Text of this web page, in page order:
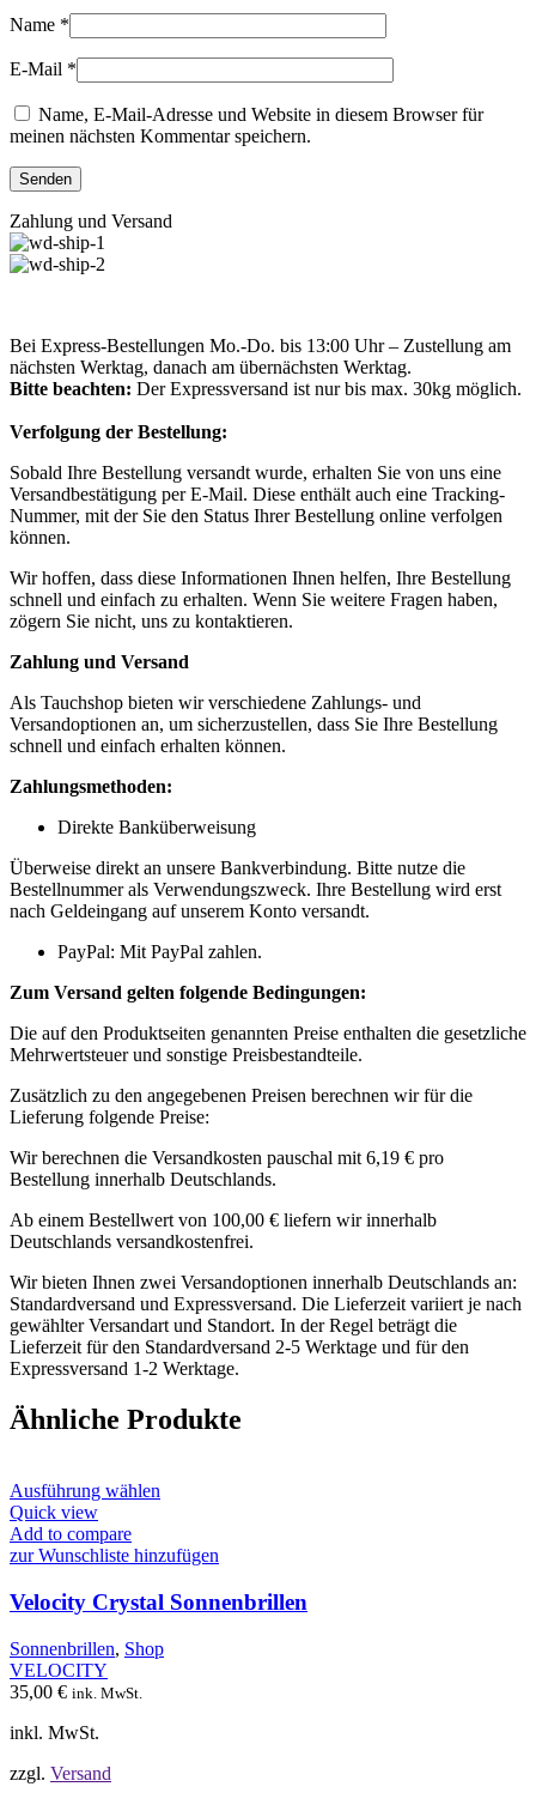
Name *
E-Mail *
Name, E-Mail-Adresse und Website in diesem Browser für
meinen nächsten Kommentar speichern.
Zahlung und Versand
Bei Express-Bestellungen Mo.-Do. bis 13:00 Uhr – Zustellung am
nächsten Werktag, danach am übernächsten Werktag.
Bitte beachten: Der Expressversand ist nur bis max. 30kg möglich.
Verfolgung der Bestellung:
Sobald Ihre Bestellung versandt wurde, erhalten Sie von uns eine
Versandbestätigung per E-Mail. Diese enthält auch eine Tracking-
Nummer, mit der Sie den Status Ihrer Bestellung online verfolgen
können.
Wir hoffen, dass diese Informationen Ihnen helfen, Ihre Bestellung
schnell und einfach zu erhalten. Wenn Sie weitere Fragen haben,
zögern Sie nicht, uns zu kontaktieren.
Zahlung und Versand
Als Tauchshop bieten wir verschiedene Zahlungs- und
Versandoptionen an, um sicherzustellen, dass Sie Ihre Bestellung
schnell und einfach erhalten können.
Zahlungsmethoden:
Direkte Banküberweisung
Überweise direkt an unsere Bankverbindung. Bitte nutze die
Bestellnummer als Verwendungszweck. Ihre Bestellung wird erst
nach Geldeingang auf unserem Konto versandt.
PayPal: Mit PayPal zahlen.
Zum Versand gelten folgende Bedingungen:
Die auf den Produktseiten genannten Preise enthalten die gesetzliche
Mehrwertsteuer und sonstige Preisbestandteile.
Zusätzlich zu den angegebenen Preisen berechnen wir für die
Lieferung folgende Preise:
Wir berechnen die Versandkosten pauschal mit 6,19 € pro
Bestellung innerhalb Deutschlands.
Ab einem Bestellwert von 100,00 € liefern wir innerhalb
Deutschlands versandkostenfrei.
Wir bieten Ihnen zwei Versandoptionen innerhalb Deutschlands an:
Standardversand und Expressversand. Die Lieferzeit variiert je nach
gewählter Versandart und Standort. In der Regel beträgt die
Lieferzeit für den Standardversand 2-5 Werktage und für den
Expressversand 1-2 Werktage.
Ähnliche Produkte
Ausführung wählen
mehrere
auf.
Die
Optionen
können
Quick view
Add to compare
zur Wunschliste hinzufügen
Velocity Crystal Sonnenbrillen
Sonnenbrillen, Shop
VELOCITY
35,00 € ink. MwSt.
inkl. MwSt.
zzgl. Versand